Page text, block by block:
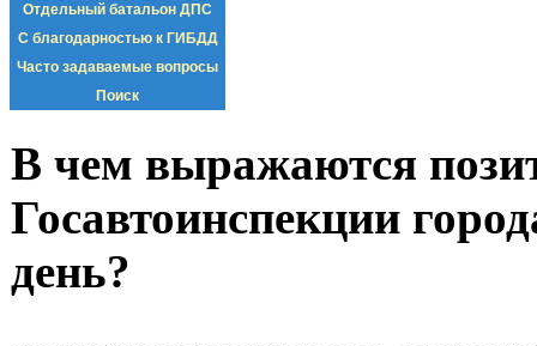
Отдельный батальон ДПС
С благодарностью к ГИБДД
Часто задаваемые вопросы
Поиск
В чем выражаются
Госавтоинспекции
день?